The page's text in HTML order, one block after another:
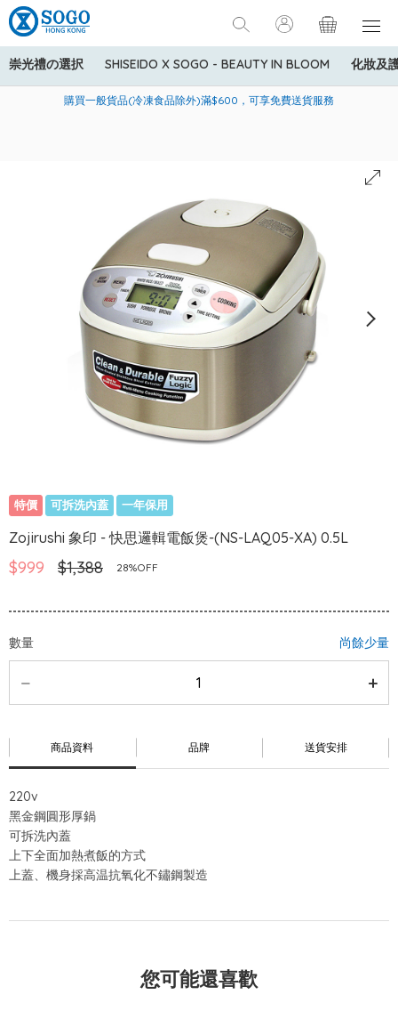
崇光禮の選択 SHISEIDO X SOGO - BEAUTY IN BLOOM 化妝及
美國運通Explorer®信用卡會員購物禮遇：高達5%簽賬回贈！
購買一般貨品(冷凍食品除外)滿$600，可享免費送貨服務
寄送中國內地服務只適用於指定商品，若訂單金額少於HK$600(折
特價 可拆洗內蓋 一年保用
Zojirushi 象印 - 快思邏輯電飯煲-(NS-LAQ05-XA) 0.5L
$999 $1,388 28%OFF
數量 尚餘少量
商品資料 品牌 送貨安排
220v
黑金鋼圓形厚鍋
可拆洗內蓋
上下全面加熱煮飯的方式
上蓋、機身採高温抗氧化不鏽鋼製造
您可能還喜歡